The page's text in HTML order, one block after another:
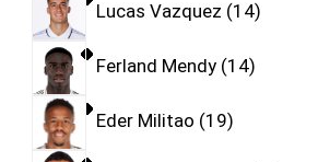
Lucas Vazquez 14
Ferland Mendy 14
Eder Militao 19